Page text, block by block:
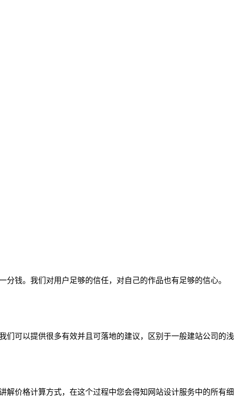
钱。我们对用户足够的信任，对自己的作品也有足够的信心。
们可以提供很多有效并且可落地的建议，区别于一般建站公司的
解价格计算方式，在这个过程中您会得知网站设计服务中的所有